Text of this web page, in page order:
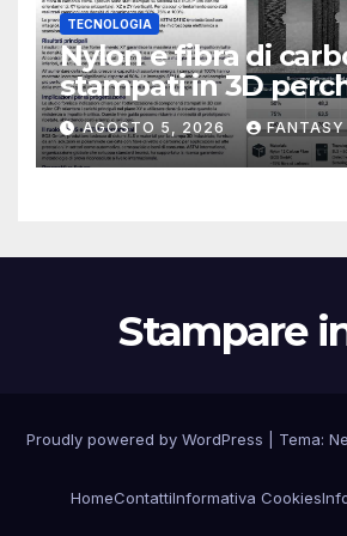
TECNOLOGIA
Nylon e fibra di
stampati in 3D
resistenza agli urti
dal processo
AGOSTO 5, 2026 FANTASY
Stampare
Proudly powered by WordPress Tema:
HomeContattiInformativa Cookies